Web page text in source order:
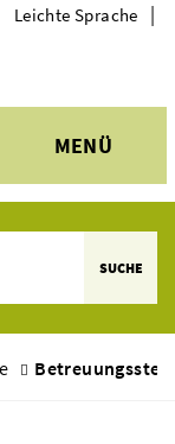
MENÜ
Leichte Sprache |
SUCHE